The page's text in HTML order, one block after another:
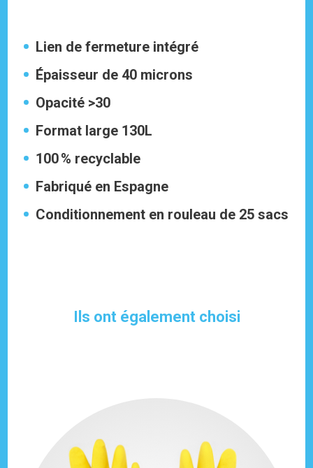
Lien de fermeture intégré
Épaisseur de 40 microns
Opacité >30
Format large 130L
100 % recyclable
Fabriqué en Espagne
Conditionnement en rouleau de 25 sacs
Ils ont également choisi